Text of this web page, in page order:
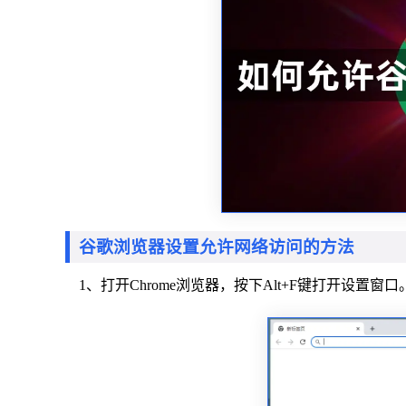
谷歌浏览器设置允许网络访问的方法
1、打开Chrome浏览器，按下Alt+F键打开设置窗口